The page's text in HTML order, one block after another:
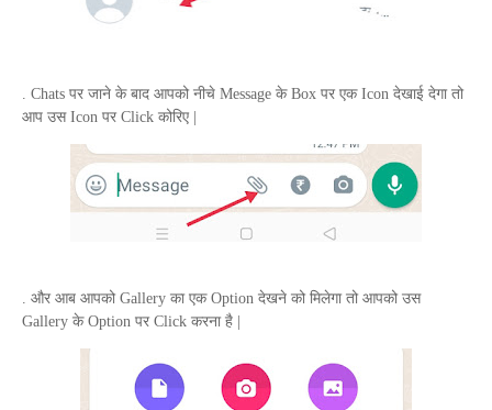
. Chats पर जाने के बाद आपको नीचे Message के Box पर एक Icon देखाई देगा तो
आप उस Icon पर Click कोरिए |
. और आब आपको Gallery का एक Option देखने को मिलेगा तो आपको उस
Gallery के Option पर Click करना है |